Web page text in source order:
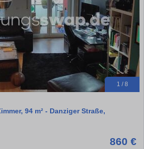
1 / 8
94 m² - Danziger Straße,
860 €